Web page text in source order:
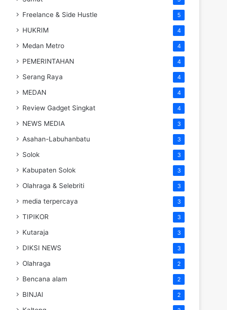
Freelance & Side Hustle 5
HUKRIM 4
Medan Metro 4
PEMERINTAHAN 4
Serang Raya 4
MEDAN 4
Review Gadget Singkat 4
NEWS MEDIA 3
Asahan-Labuhanbatu 3
Solok 3
Kabupaten Solok 3
Olahraga & Selebriti 3
media terpercaya 3
TIPIKOR 3
Kutaraja 3
DIKSI NEWS 3
Olahraga 2
Bencana alam 2
BINJAI 2